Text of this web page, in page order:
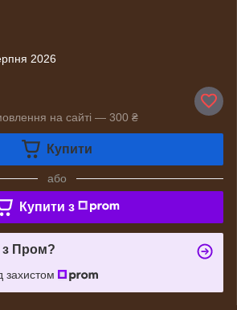
2026
на сайті — 300 ₴
Купити
або
Купити з
з Пром?
захистом